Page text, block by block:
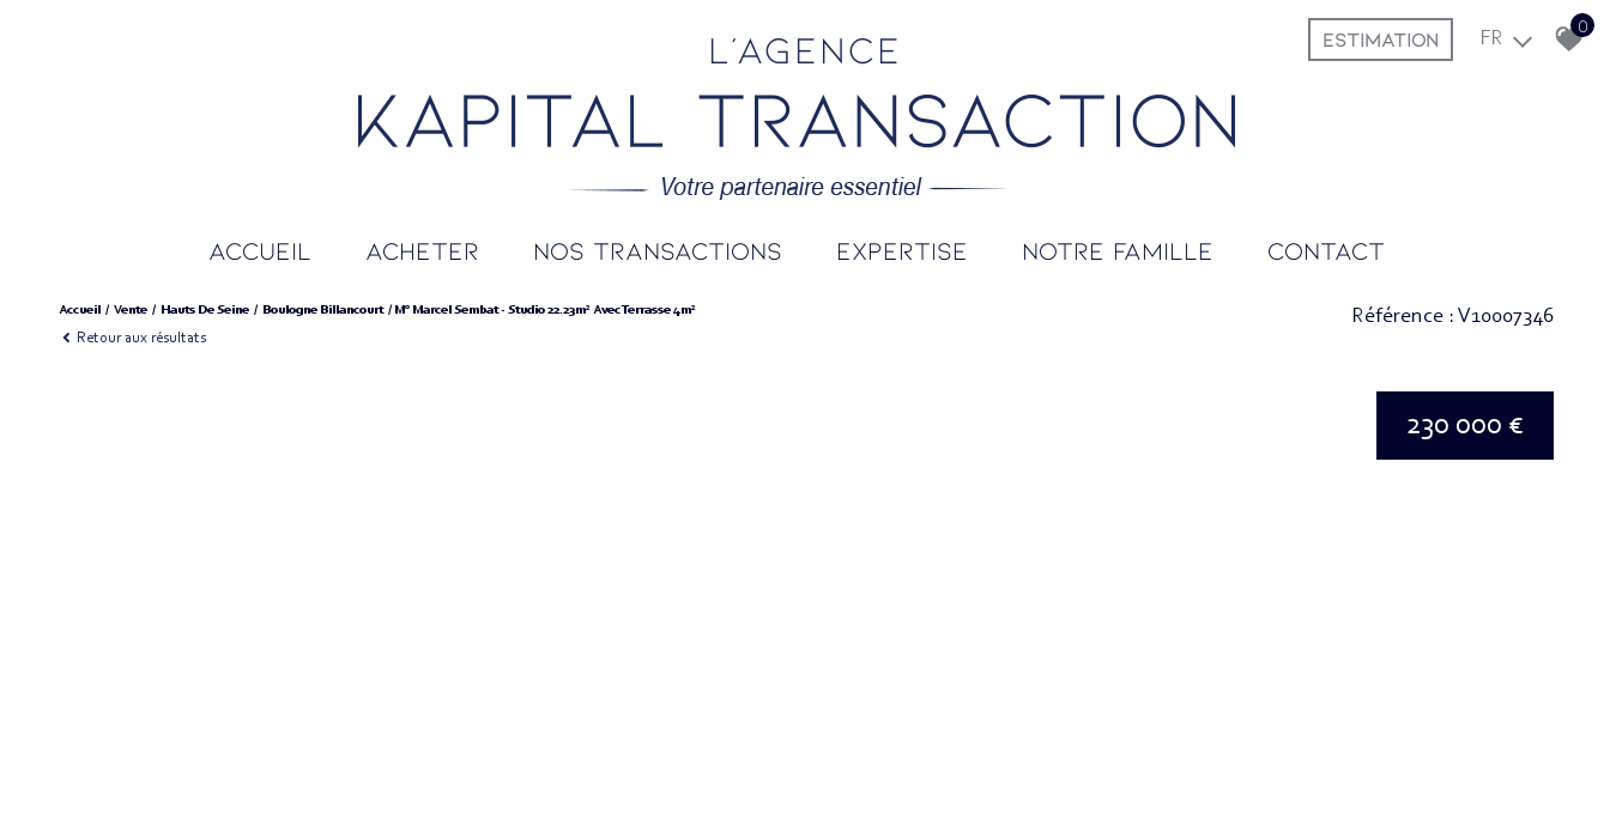
ESTIMATION FR
0
L'agence
accueil acheter nos transactions expertise notre famille contact
Accueil Vente Hauts De Seine Boulogne Billancourt M° Marcel Sembat - Studio 22.23m² Avec Terrasse 4m²
Retour aux résultats
Référence : V10007346
230 000 €